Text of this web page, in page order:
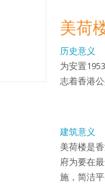
美荷
历史意义
为安置
志着香港
建筑意义
美荷楼是
府为要在
施，简洁